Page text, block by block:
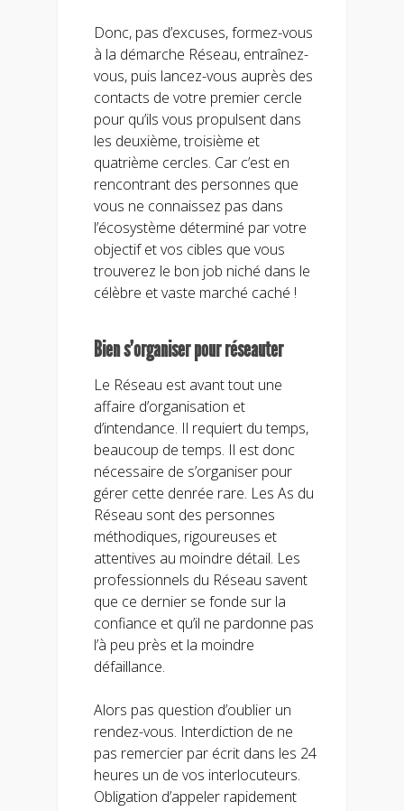
Donc, pas d’excuses, formez-vous
à la démarche Réseau, entraînez-
vous, puis lancez-vous auprès des
contacts de votre premier cercle
pour qu’ils vous propulsent dans
les deuxième, troisième et
quatrième cercles. Car c’est en
rencontrant des personnes que
vous ne connaissez pas dans
l’écosystème déterminé par votre
objectif et vos cibles que vous
trouverez le bon job niché dans le
célèbre et vaste marché caché !
Bien s’organiser pour réseauter
Le Réseau est avant tout une
affaire d’organisation et
d’intendance. Il requiert du temps,
beaucoup de temps. Il est donc
nécessaire de s’organiser pour
gérer cette denrée rare. Les As du
Réseau sont des personnes
méthodiques, rigoureuses et
attentives au moindre détail. Les
professionnels du Réseau savent
que ce dernier se fonde sur la
confiance et qu’il ne pardonne pas
l’à peu près et la moindre
défaillance.
Alors pas question d’oublier un
rendez-vous. Interdiction de ne
pas remercier par écrit dans les 24
heures un de vos interlocuteurs.
Obligation d’appeler rapidement